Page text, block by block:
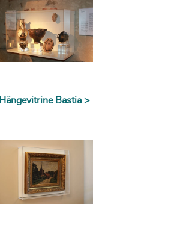
Hängevitrine Bastia >